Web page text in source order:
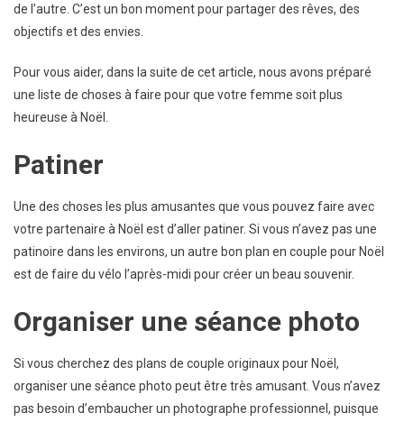
de l’autre. C’est un bon moment pour partager des rêves, des
objectifs et des envies.
Pour vous aider, dans la suite de cet article, nous avons préparé
une liste de choses à faire pour que votre femme soit plus
heureuse à Noël.
Patiner
Une des choses les plus amusantes que vous pouvez faire avec
votre partenaire à Noël est d’aller patiner. Si vous n’avez pas une
patinoire dans les environs, un autre bon plan en couple pour Noël
est de faire du vélo l’après-midi pour créer un beau souvenir.
Organiser une séance photo
Si vous cherchez des plans de couple originaux pour Noël,
organiser une séance photo peut être très amusant. Vous n’avez
pas besoin d’embaucher un photographe professionnel, puisque